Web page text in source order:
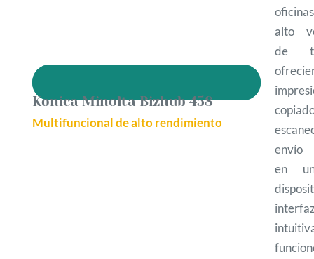
Konica Minolta Bizhub 458
Multifuncional de alto rendimiento
alto
de
envío
en